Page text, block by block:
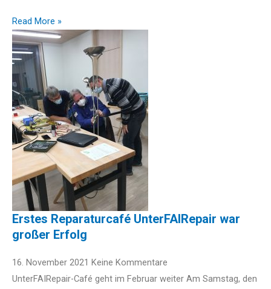
Read More »
Erstes Reparaturcafé UnterFAIRepair war
großer Erfolg
16. November 2021 Keine Kommentare
UnterFAIRepair-Café geht im Februar weiter Am Samstag, den